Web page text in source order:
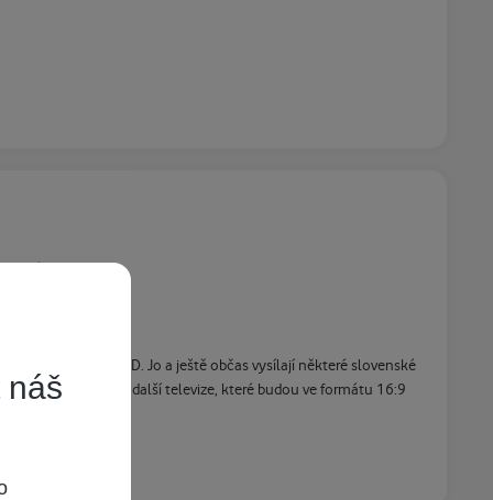
stály za to.
HD, Voom HD. Jo a ještě občas vysílají některé slovenské
že se brzy přidají další televize, které budou ve formátu 16:9
náš